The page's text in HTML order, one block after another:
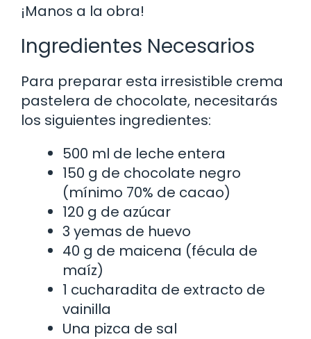
¡Manos a la obra!
Ingredientes Necesarios
Para preparar esta irresistible crema
pastelera de chocolate, necesitarás
los siguientes ingredientes:
500 ml de leche entera
150 g de chocolate negro
(mínimo 70% de cacao)
120 g de azúcar
3 yemas de huevo
40 g de maicena (fécula de
maíz)
1 cucharadita de extracto de
vainilla
Una pizca de sal